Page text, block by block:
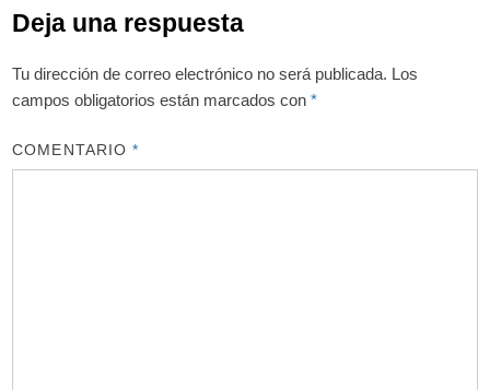
Deja una respuesta
Tu dirección de correo electrónico no será publicada. Los
campos obligatorios están marcados con*
COMENTARIO*